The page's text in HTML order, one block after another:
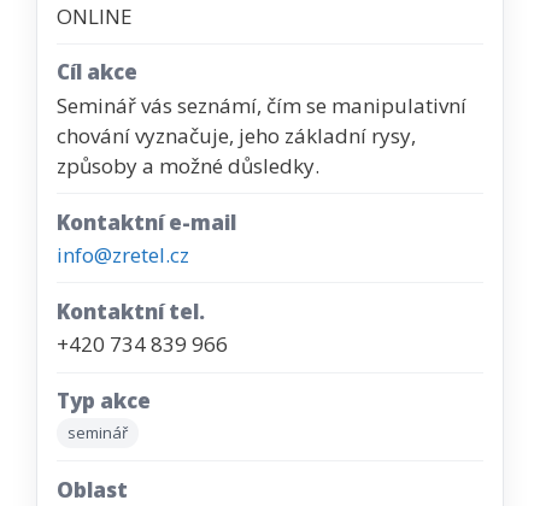
ONLINE
Cíl akce
Seminář vás seznámí, čím se manipulativní
chování vyznačuje, jeho základní rysy,
způsoby a možné důsledky.
Kontaktní e-mail
info@zretel.cz
Kontaktní tel.
+420 734 839 966
Typ akce
seminář
Oblast